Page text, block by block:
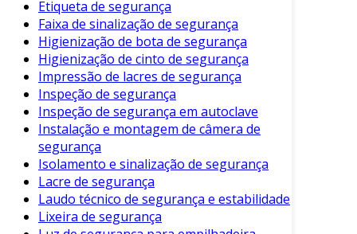
como ensaios de resistência de materiais,
para avaliar a integridade da estrutura.
Análise dos Dados: Interpretação das
informações coletadas durante a inspeção
e os ensaios.
Redação do Laudo: Compilação das
informações em um documento técnico
formal.
Cada uma dessas etapas desempenha um
papel crítico na qualidade final do laudo.
Etiqueta de segurança
Faixa de sinalização de segurança
Higienização de bota de segurança
Higienização de cinto de segurança
Impressão de lacres de segurança
Inspeção de segurança
Inspeção de segurança em autoclave
Instalação e montagem de câmera de
segurança
Isolamento e sinalização de segurança
Lacre de segurança
Laudo técnico de segurança e estabilidade
Lixeira de segurança